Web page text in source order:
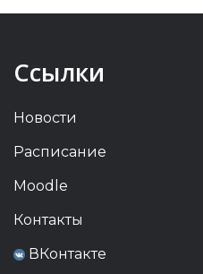
Ссылки
Новости
Расписание
Moodle
Контакты
ВКонтакте